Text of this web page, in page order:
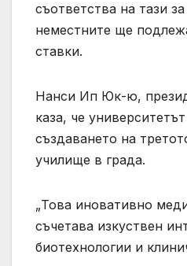
съответства на тази
неместните ще
ставки.
Нанси Ип Юк-ю,
каза, че
създаването на
училище в града.
„Това иновативно
съчетава изкуствен
биотехнологии и